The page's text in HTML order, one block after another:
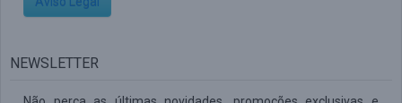
NEWSLETTER